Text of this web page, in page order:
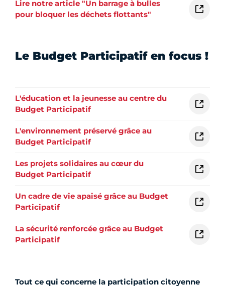
Lire notre article "Un barrage à bulles
pour bloquer les déchets flottants"
Le Budget Participatif en focus !
L'éducation et la jeunesse au centre du
Budget Participatif
L'environnement préservé grâce au
Budget Participatif
Les projets solidaires au cœur du
Budget Participatif
Un cadre de vie apaisé grâce au Budget
Participatif
La sécurité renforcée grâce au Budget
Participatif
Tout ce qui concerne la participation citoyenne